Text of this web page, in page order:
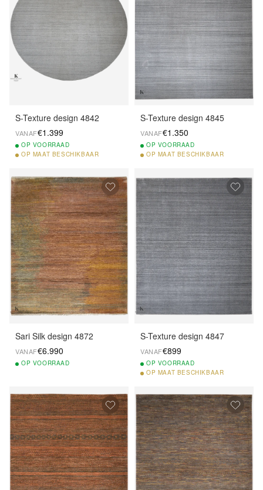
S-Texture design 4842
VANAF€1.399
OP VOORRAAD
OP MAAT BESCHIKBAAR
S-Texture design 4845
VANAF€1.350
OP VOORRAAD
OP MAAT BESCHIKBAAR
Sari Silk design 4872
VANAF€6.990
OP VOORRAAD
S-Texture design 4847
VANAF€899
OP VOORRAAD
OP MAAT BESCHIKBAAR